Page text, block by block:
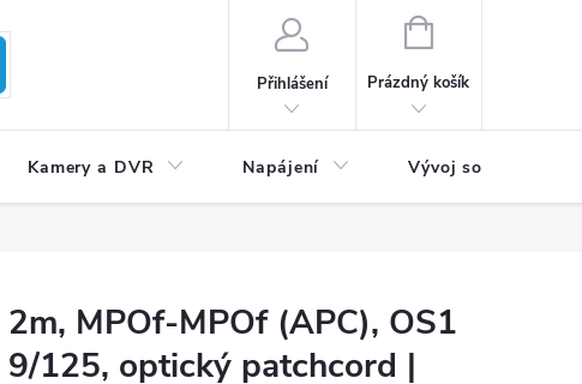
Přihlášení
NÁKUPNÍ
Prázdný košík
Kamery a DVR Napájení Vývoj software
2m, MPOf-MPOf (APC), OS1
9/125, optický patchcord |